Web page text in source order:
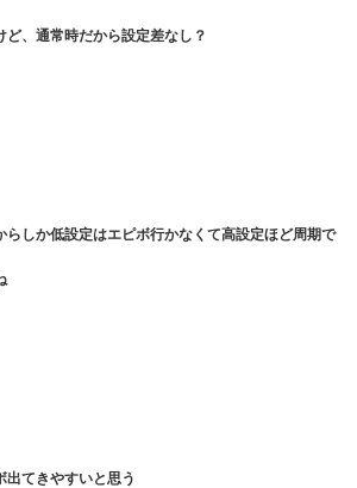
ど、通常時だから設定差なし？
らしか低設定はエピボ行かなくて高設定ほど周期で
出てきやすいと思う